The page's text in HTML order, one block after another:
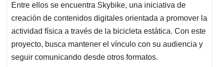
Entre ellos se encuentra Skybike, una iniciativa de
creación de contenidos digitales orientada a promover la
actividad física a través de la bicicleta estática. Con este
proyecto, busca mantener el vínculo con su audiencia y
seguir comunicando desde otros formatos.